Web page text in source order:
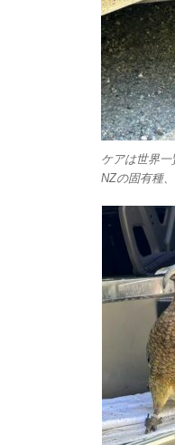
ケアは世界
NZの固有種